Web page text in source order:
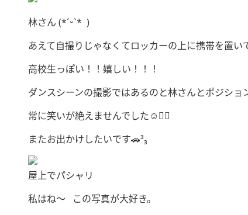
林さん (*ˊᵕˋ* )
あえて自撮りじゃなくてロッカーの上に携帯を置い
高校生っぽい！！嬉しい！！！
ダンスシーンの撮影ではあるのと林さんとポジシ
常に笑いが絶えませんでした☺️🧚‍♀️
またお出かけしたいです🚗³₃
屋上でパシャリ
私はね〜 この写真が大好き。